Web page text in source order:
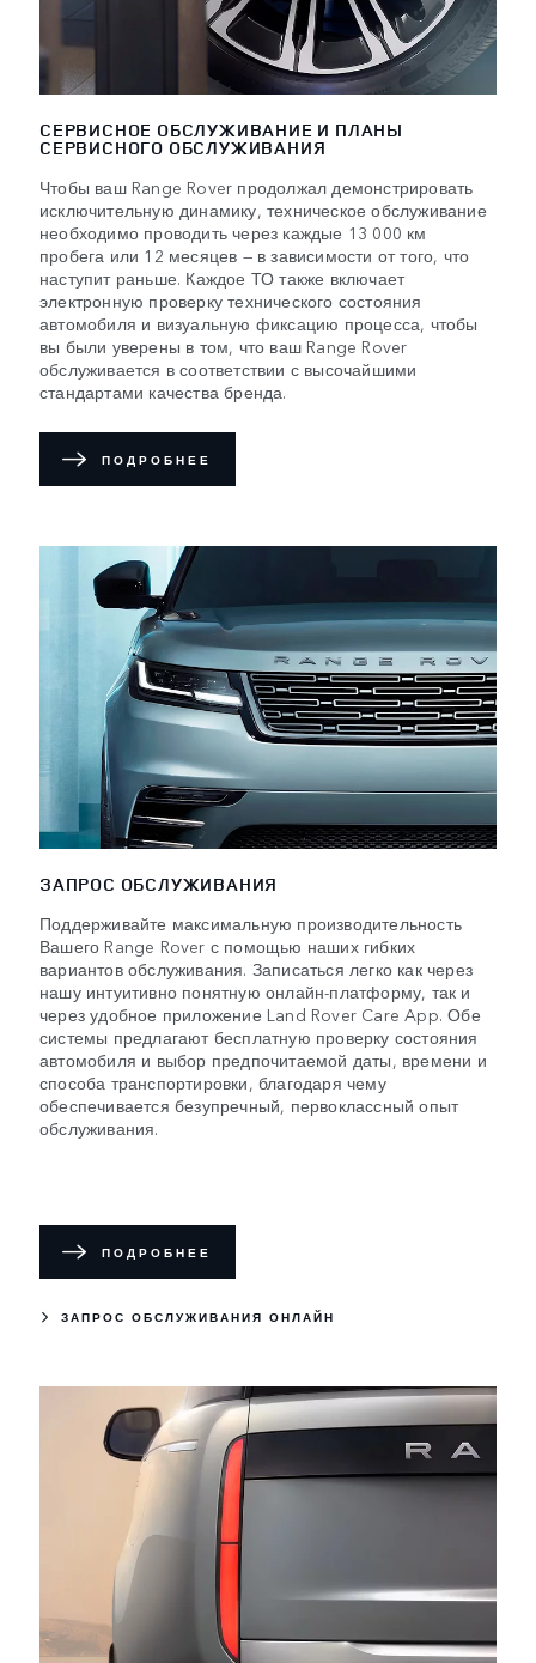
СЕРВИСНОЕ ОБСЛУЖИВАНИЕ И ПЛАНЫ
СЕРВИСНОГО ОБСЛУЖИВАНИЯ
Чтобы ваш Range Rover продолжал демонстрировать
исключительную динамику, техническое обслуживание
необходимо проводить через каждые 13 000 км
пробега или 12 месяцев — в зависимости от того, что
наступит раньше. Каждое ТО также включает
электронную проверку технического состояния
автомобиля и визуальную фиксацию процесса, чтобы
вы были уверены в том, что ваш Range Rover
обслуживается в соответствии с высочайшими
стандартами качества бренда.
ПОДРОБНЕЕ
ЗАПРОС ОБСЛУЖИВАНИЯ
Поддерживайте максимальную производительность
Вашего Range Rover с помощью наших гибких
вариантов обслуживания. Записаться легко как через
нашу интуитивно понятную онлайн-платформу, так и
через удобное приложение Land Rover Care App. Обе
системы предлагают бесплатную проверку состояния
автомобиля и выбор предпочитаемой даты, времени и
способа транспортировки, благодаря чему
обеспечивается безупречный, первоклассный опыт
обслуживания.
ПОДРОБНЕЕ
ЗАПРОС ОБСЛУЖИВАНИЯ ОНЛАЙН